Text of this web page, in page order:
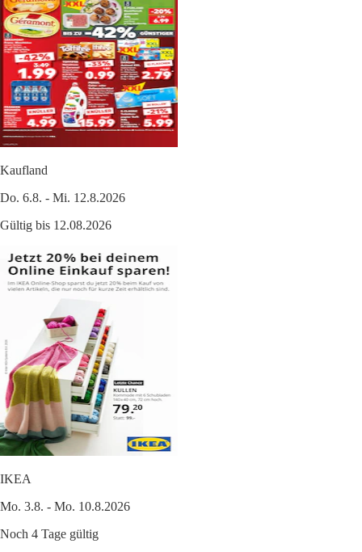
Kaufland
Do. 6.8. - Mi. 12.8.2026
Gültig bis 12.08.2026
IKEA
Mo. 3.8. - Mo. 10.8.2026
Noch 4 Tage gültig